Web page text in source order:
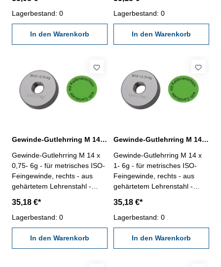
Kalibrierschein nach
VDI/VDE/DGQ 2618/4.8
Abmessung: M 12 x 1,5
Lagerbestand: 0
In den Warenkorb
Kalibrierschein nach
VDI/VDE/DGQ 2618/4.8
Abmessung: M 14 x 0,5
Lagerbestand: 0
In den Warenkorb
Gewinde-Gutlehrring M 14 x 0,75- 6g DIN 13
Gewinde-Gutlehrring M 14 x
0,75- 6g - für metrisches ISO-
Feingewinde, rechts - aus
gehärtetem Lehrenstahl -
Kalibrierschein nach
VDI/VDE/DGQ 2618/4.8
Abmessung: M 14 x 0,75
35,18 €*
Lagerbestand: 0
In den Warenkorb
Gewinde-Gutlehrring M 14 x 1- 6g DIN 13
Gewinde-Gutlehrring M 14 x
1- 6g - für metrisches ISO-
Feingewinde, rechts - aus
gehärtetem Lehrenstahl -
Kalibrierschein nach
VDI/VDE/DGQ 2618/4.8
Abmessung: M 14 x 1
35,18 €*
Lagerbestand: 0
In den Warenkorb